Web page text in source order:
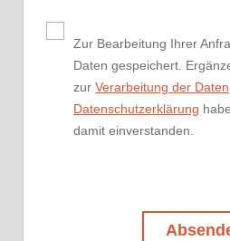
Zur Bearbeitung Ihrer
Daten gespeichert.
zur Verarbeitung der Daten
Datenschutzerklärung
damit einverstanden.